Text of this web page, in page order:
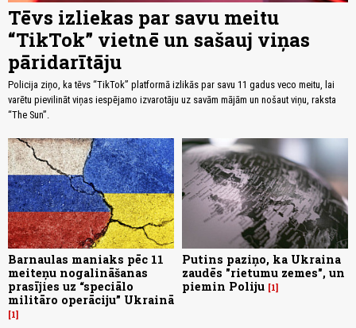
Tēvs izliekas par savu meitu
“TikTok” vietnē un sašauj viņas
pāridarītāju
Policija ziņo, ka tēvs “TikTok” platformā izlikās par savu 11 gadus veco meitu, lai
varētu pievilināt viņas iespējamo izvarotāju uz savām mājām un nošaut viņu, raksta
“The Sun”.
Barnaulas maniaks pēc 11
meiteņu nogalināšanas
prasījies uz “speciālo
militāro operāciju” Ukrainā
1
Putins paziņo, ka Ukraina
zaudēs "rietumu zemes", un
piemin Poliju 1